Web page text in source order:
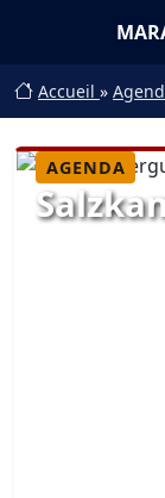
Accueil »
AGENDA